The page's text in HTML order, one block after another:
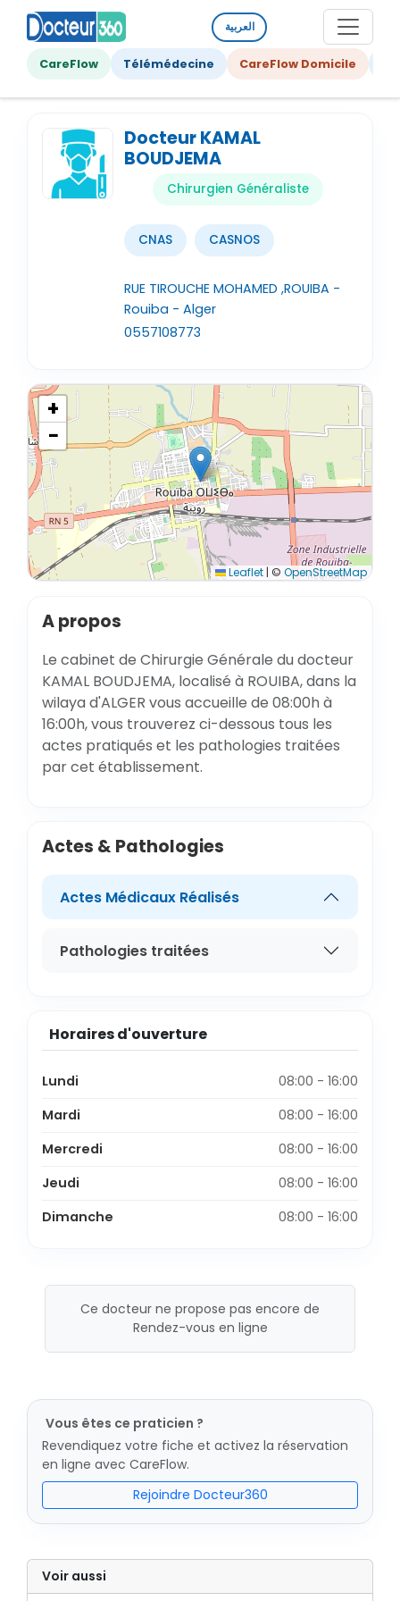
العربية
CareFlow Télémédecine CareFlow Domicile
Docteur KAMAL
BOUDJEMA
Chirurgien Généraliste
CNAS CASNOS
RUE TIROUCHE MOHAMED ,ROUIBA -
Rouiba - Alger
0557108773
+
−
Leaflet | © OpenStreetMap
A propos
Le cabinet de Chirurgie Générale du docteur
KAMAL BOUDJEMA, localisé à ROUIBA, dans la
wilaya d'ALGER vous accueille de 08:00h à
16:00h, vous trouverez ci-dessous tous les
actes pratiqués et les pathologies traitées
par cet établissement.
Actes & Pathologies
Actes Médicaux Réalisés
Pathologies traitées
Horaires d'ouverture
Lundi
08:00 - 16:00
Mardi
08:00 - 16:00
Mercredi
08:00 - 16:00
Jeudi
08:00 - 16:00
Dimanche
08:00 - 16:00
Ce docteur ne propose pas encore de
Rendez-vous en ligne
Vous êtes ce praticien ?
Revendiquez votre fiche et activez la réservation
en ligne avec CareFlow.
Rejoindre Docteur360
Voir aussi